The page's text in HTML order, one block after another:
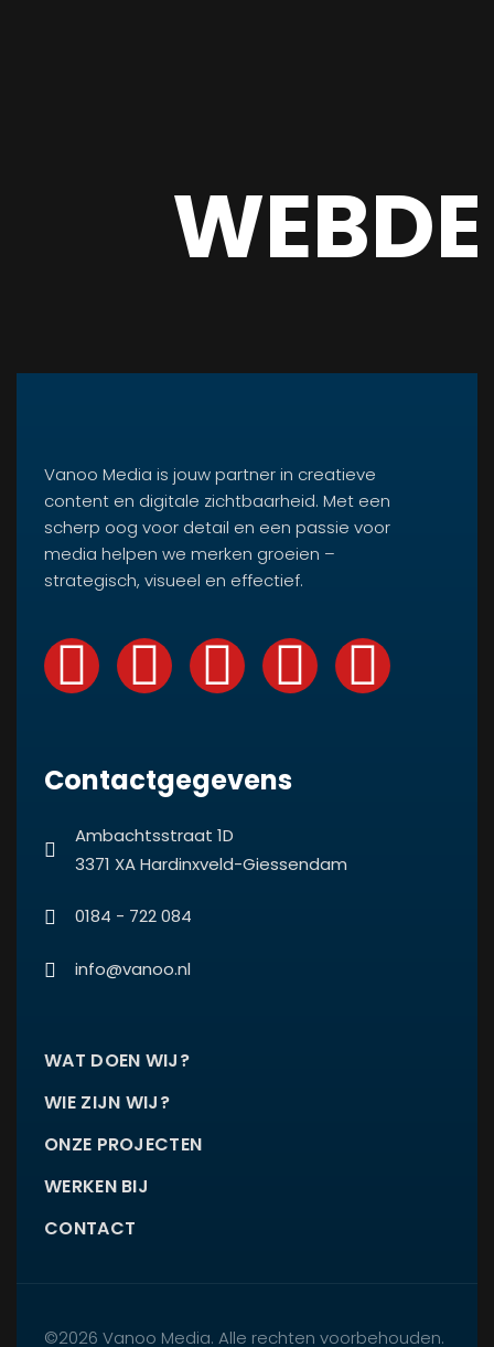
Vanoo Media is jouw partner in creatieve
content en digitale zichtbaarheid. Met een
scherp oog voor detail en een passie voor
media helpen we merken groeien –
strategisch, visueel en effectief.
Contactgegevens
Ambachtsstraat 1D
3371 XA Hardinxveld-Giessendam
0184 - 722 084
info@vanoo.nl
WAT DOEN WIJ?
WIE ZIJN WIJ?
ONZE PROJECTEN
WERKEN BIJ
CONTACT
©2026 Vanoo Media. Alle rechten voorbehouden.